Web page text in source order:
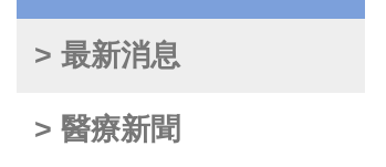
> 最新消息
> 醫療新聞